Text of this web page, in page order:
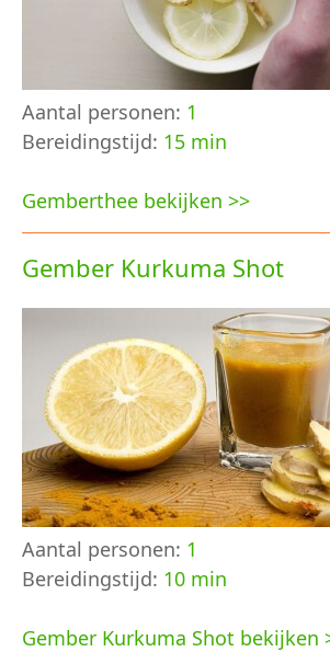
Aantal personen: 1
Bereidingstijd: 15 min
Gemberthee bekijken >>
Gember Kurkuma Shot
Aantal personen: 1
Bereidingstijd: 10 min
Gember Kurkuma Shot bekijken